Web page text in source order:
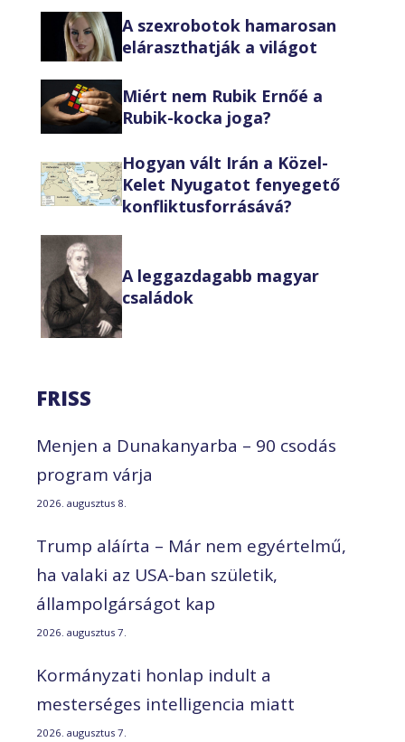
A szexrobotok hamarosan
eláraszthatják a világot
Miért nem Rubik Ernőé a
Rubik-kocka joga?
Hogyan vált Irán a Közel-
Kelet Nyugatot fenyegető
konfliktusforrásává?
A leggazdagabb magyar
családok
FRISS
Menjen a Dunakanyarba – 90 csodás
program várja
2026. augusztus 8.
Trump aláírta – Már nem egyértelmű,
ha valaki az USA-ban születik,
állampolgárságot kap
2026. augusztus 7.
Kormányzati honlap indult a
mesterséges intelligencia miatt
2026. augusztus 7.